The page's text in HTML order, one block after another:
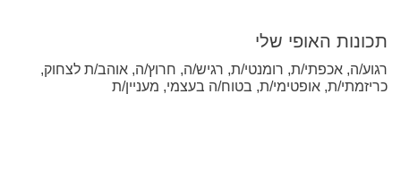
תכונות האופי שלי
רגוע/ה, אכפתי/ת, רומנטי/ת, רגיש/ה, חרוץ/ה, אוהב/ת לצחוק,
כריזמתי/ת, אופטימי/ת, בטוח/ה בעצמי, מעניין/ת